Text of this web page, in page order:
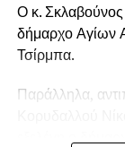
Ο κ. Σκλαβούνος
δήμαρχο Αγίων
Τσίρμπα.
Παράλληλα,